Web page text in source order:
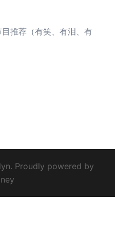
推荐（有笑、有泪、有
Proudly powered by